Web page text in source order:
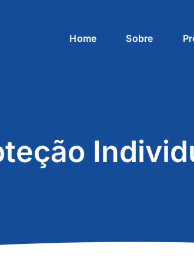
Home Sobre